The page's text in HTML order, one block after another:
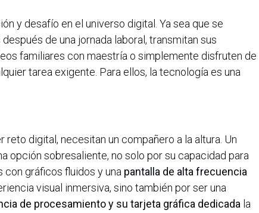
y desafío en el universo digital. Ya sea que se
de una jornada laboral, transmitan sus
familiares con maestría o simplemente disfruten de
tarea exigente. Para ellos, la tecnología es una
reto digital, necesitan un compañero a la altura. Un
opción sobresaliente, no solo por su capacidad para
gráficos fluidos y una pantalla de alta frecuencia
visual inmersiva, sino también por ser una
de procesamiento y su tarjeta gráfica dedicada la